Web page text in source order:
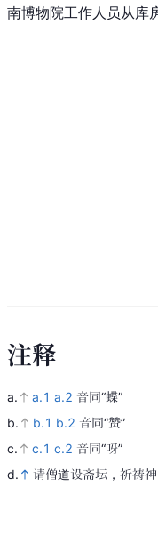
南博物院工作人员从库
注释
a. a.1 a.2 音同“蝶”
b.
b.1 b.2 音同“赞”
c.
c.1 c.2 音同“呀”
d.
请僧道设斋坛，祈祷